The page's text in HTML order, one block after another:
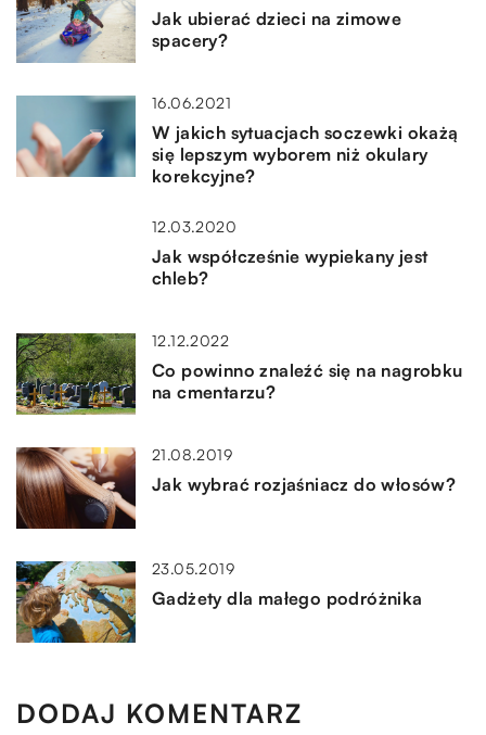
Jak ubierać dzieci na zimowe
spacery?
16.06.2021
W jakich sytuacjach soczewki okażą
się lepszym wyborem niż okulary
korekcyjne?
12.03.2020
Jak współcześnie wypiekany jest
chleb?
12.12.2022
Co powinno znaleźć się na nagrobku
na cmentarzu?
21.08.2019
Jak wybrać rozjaśniacz do włosów?
23.05.2019
Gadżety dla małego podróżnika
DODAJ KOMENTARZ